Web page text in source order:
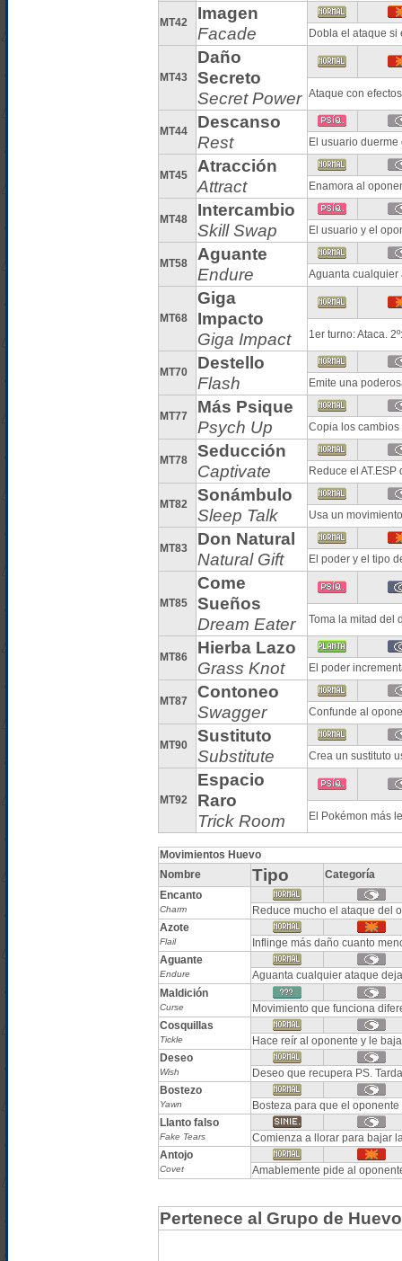
MT42
Imagen
Facade
Dobla el ataque
MT43
Daño
Secreto
Secret Power
Ataque con
MT44
Descanso
Rest
El usuario
MT45
Atracción
Attract
Enamora al
MT48
Intercambio
Skill Swap
El usuario y el
MT58
Aguante
Endure
Aguanta cualquier
MT68
Giga
Impacto
Giga Impact
1er turno: Ataca.
MT70
Destello
Flash
Emite una
MT77
Más Psique
Psych Up
Copia los
MT78
Seducción
Captivate
Reduce el
MT82
Sonámbulo
Sleep Talk
Usa un
MT83
Don Natural
Natural Gift
El poder y el tipo
MT85
Come
Sueños
Dream Eater
Toma la mitad del
MT86
Hierba Lazo
Grass Knot
El poder
MT87
Contoneo
Swagger
Confunde al
MT90
Sustituto
Substitute
Crea un sustituto
MT92
Espacio
Raro
Trick Room
El Pokémon más
Movimientos Huevo
Nombre
Tipo
Categoría
Encanto
Charm
Reduce mucho el ataque del
Azote
Flail
Inflinge más daño cuanto
Aguante
Endure
Aguanta cualquier ataque
Maldición
Curse
Movimiento que funciona
Cosquillas
Tickle
Hace reír al oponente y le
Deseo
Wish
Deseo que recupera PS.
Bostezo
Yawn
Bosteza para que el
Llanto falso
Fake Tears
Comienza a llorar para bajar
Antojo
Covet Amablemente pide al
Pertenece al Grupo de